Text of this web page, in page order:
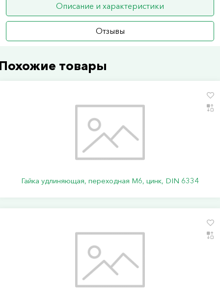
Описание и характеристики
Отзывы
товары
Гайка удлиняющая, переходная М6, цинк, DIN 6334